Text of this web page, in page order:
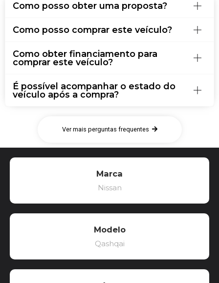
Como posso obter uma proposta?
Como posso comprar este veículo?
Como obter financiamento para
comprar este veículo?
É possível acompanhar o estado do
veículo após a compra?
Ver mais perguntas frequentes
Marca
Nissan
Modelo
Qashqai